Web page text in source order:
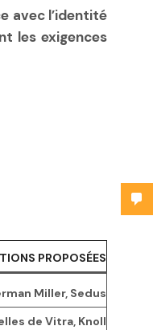
avec l’identité
les exigences
PROPOSÉES
Miller, Sedus
de Vitra, Knoll